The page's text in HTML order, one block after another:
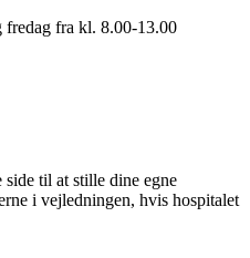
fredag fra kl. 8.00-13.00
til at stille dine egne
i vejledningen, hvis hospitalet